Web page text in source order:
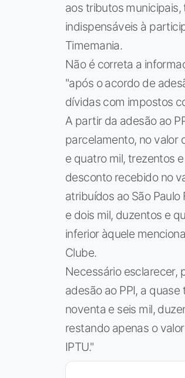
aos tributos
indispensáveis à
Timemania.
Não é correta a
"após o acordo de
dívidas com impostos
A partir da adesão ao
parcelamento, no valor
e quatro mil, trezentos
desconto recebido no
atribuídos ao São
e dois mil, duzentos e
inferior àquele
Clube.
Necessário esclarecer,
adesão ao PPI, a
noventa e seis mil,
restando apenas o
IPTU."